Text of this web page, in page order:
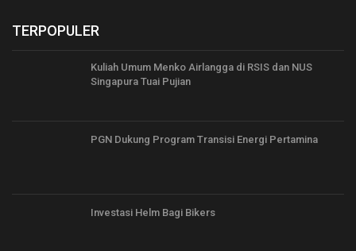
TERPOPULER
Kuliah Umum Menko Airlangga di RSIS dan NUS
Singapura Tuai Pujian
PGN Dukung Program Transisi Energi Pertamina
Investasi Helm Bagi Bikers